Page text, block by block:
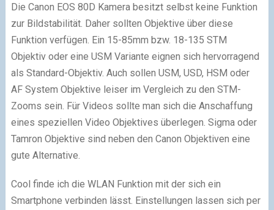
Die Canon EOS 80D Kamera besitzt selbst keine Funktion
zur Bildstabilität. Daher sollten Objektive über diese
Funktion verfügen. Ein 15-85mm bzw. 18-135 STM
Objektiv oder eine USM Variante eignen sich hervorragend
als Standard-Objektiv. Auch sollen USM, USD, HSM oder
AF System Objektive leiser im Vergleich zu den STM-
Zooms sein. Für Videos sollte man sich die Anschaffung
eines speziellen Video Objektives überlegen. Sigma oder
Tamron Objektive sind neben den Canon Objektiven eine
gute Alternative.
Cool finde ich die WLAN Funktion mit der sich ein
Smartphone verbinden lässt. Einstellungen lassen sich per